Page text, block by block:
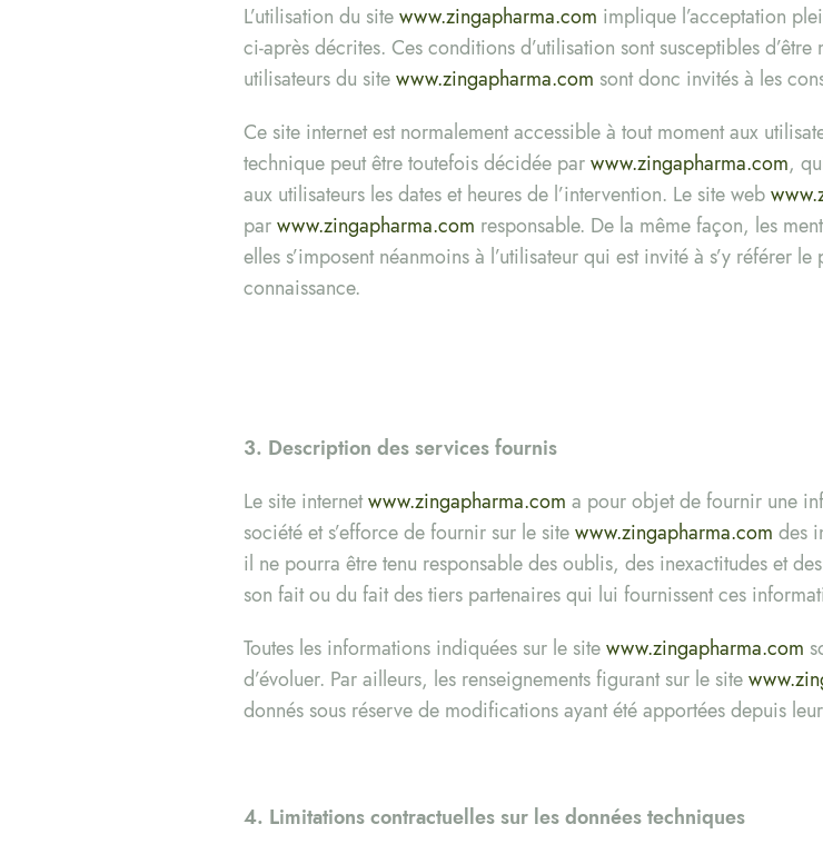
L’utilisation du sitewww.zingapharma.com implique l’acceptation
ci-après décrites. Ces conditions d’utilisation sont susceptibles
utilisateurs du sitewww.zingapharma.com sont donc invités à les
Ce site internet est normalement accessible à tout moment aux
technique peut être toutefois décidée parwww.zingapharma.com,
aux utilisateurs les dates et heures de l’intervention. Le site web
parwww.zingapharma.com responsable. De la même façon, les
elles s’imposent néanmoins à l’utilisateur qui est invité à s’y référer
connaissance.
3. Description des services fournis
Le site internetwww.zingapharma.com a pour objet de fournir une
société et s’efforce de fournir sur le sitewww.zingapharma.com des
il ne pourra être tenu responsable des oublis, des inexactitudes et
son fait ou du fait des tiers partenaires qui lui fournissent ces
Toutes les informations indiquées sur le sitewww.zingapharma.com
d’évoluer. Par ailleurs, les renseignements figurant sur le site
donnés sous réserve de modifications ayant été apportées depuis
4. Limitations contractuelles sur les données techniques